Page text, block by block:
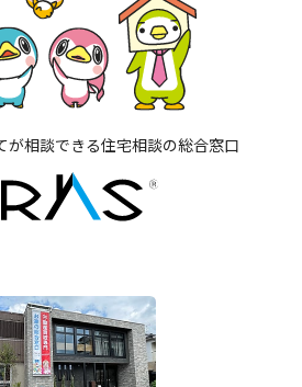
が相談できる住宅相談の総合窓口